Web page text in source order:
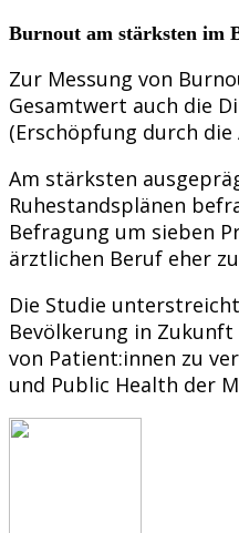
Burnout am stärksten im
Zur Messung von
Gesamtwert auch die
(Erschöpfung durch
Am stärksten
Ruhestandsplänen
Befragung um sieben
ärztlichen Beruf eher
Die Studie
Bevölkerung in
von Patient:innen zu
und Public Health der